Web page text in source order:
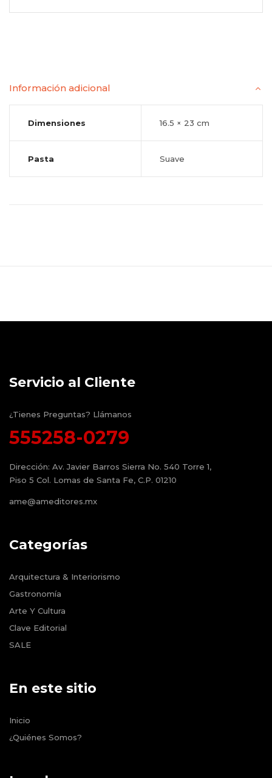
Información adicional
Dimensiones 16.5 × 23 cm
Pasta Suave
Servicio al Cliente
¿Tienes Preguntas? Llámanos
555258-0279
Dirección: Av. Javier Barros Sierra No. 540 Torre 1,
Piso 5 Col. Lomas de Santa Fe, C.P. 01210
ame@ameditores.mx
Categorías
Arquitectura & Interiorismo
Gastronomía
Arte Y Cultura
Clave Editorial
SALE
En este sitio
Inicio
¿Quiénes Somos?